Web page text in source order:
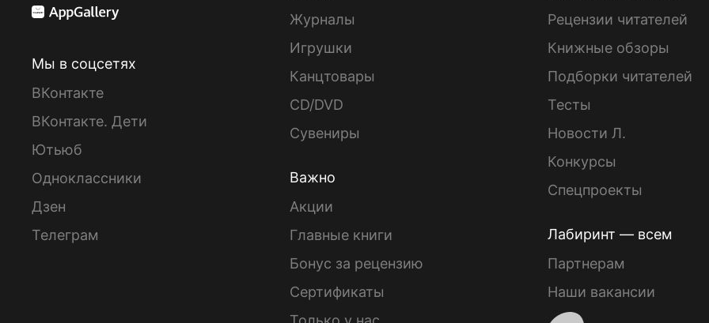
Мы в соцсетях
ВКонтакте
ВКонтакте. Дети
Ютьюб
Одноклассники
Дзен
Телеграм
Журналы
Игрушки
Канцтовары
CD/DVD
Сувениры
Важно
Акции
Главные книги
Бонус за рецензию
Сертификаты
Рецензии читателей
Книжные обзоры
Подборки читателей
Тесты
Новости Л.
Конкурсы
Спецпроекты
Лабиринт — всем
Партнерам
Наши вакансии